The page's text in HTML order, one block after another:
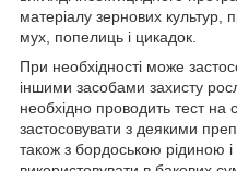
матеріалу зернових культур,
мух, попелиць і цикадок.
При необхідності може
іншими засобами захисту
необхідно проводить тест на
застосовувати з деякими
також з бордоською рідиною